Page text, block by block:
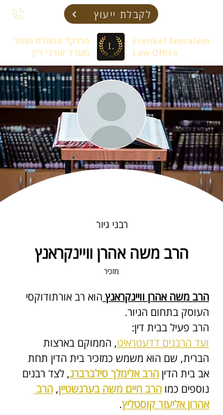
לקבלת ייעוץ
פרנקל אמסלם ושות'
משרד עורכי דין
Frenkel Amsalem
Law Office
רבני גיור
הרב משה אהרן וויינקראנץ
מזכיר
הרב משה אהרן וויינקראנץ הוא רב אורתודוקסי
העוסק בתחום הגיור.
הרב פעיל בבית דין:
ועד הרבנים דדעטראיט, הממוקם בארצות
הברית, שם הוא משמש כמזכיר בית הדין תחת
אב בית הדין הרב אלימלך סילברברג, לצד רבנים
נוספים כמו הרב חיים משה בערגשטיין, הרב
אהרון אליעזר קוסטליץ.